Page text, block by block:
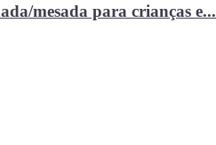
mesada para crianças e...